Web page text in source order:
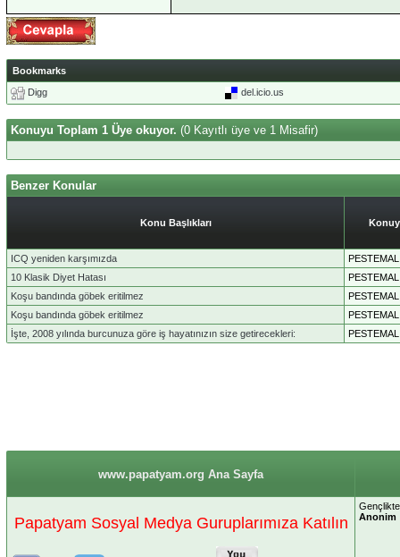
Bookmarks
Digg
del.icio.us
Konuyu Toplam 1 Üye okuyor. (0 Kayıtlı üye ve 1 Misafir)
Benzer Konular
Konu Başlıkları
ICQ yeniden karşımızda
PESTEMAL
10 Klasik Diyet Hatası
PESTEMAL
Koşu bandında göbek eritilmez
PESTEMAL
Koşu bandında göbek eritilmez
PESTEMAL
İşte, 2008 yılında burcunuza göre iş hayatınızın size getirecekleri:
PESTEMAL
www.papatyam.org Ana Sayfa
Papatyam Sosyal Medya Guruplarımıza Katılın
Gençlikte
Anonim